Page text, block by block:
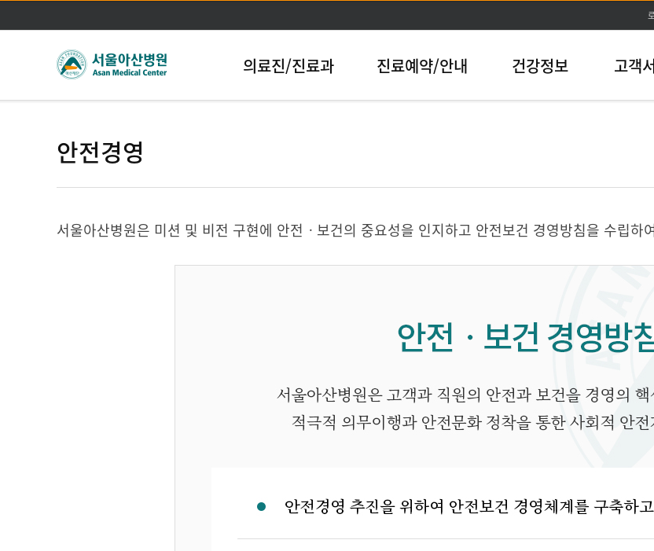
본문바로가기
의료진/진료과 진료예약/안내 건강정보 고객
안전경영
서울아산병원은 미션 및 비전 구현에 안전ㆍ보건의 중요성을 인지하고 안전보건 경영방침을 수립하